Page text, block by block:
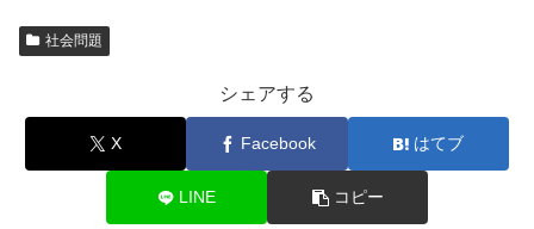
社会問題
シェアする
X Facebook はてブ
LINE コピー